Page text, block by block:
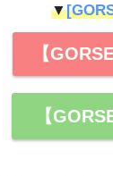
▼
【
【